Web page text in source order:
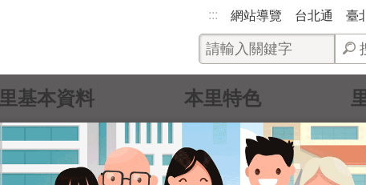
::: 網站導覽 台北通 臺
里基本資料 本里特色